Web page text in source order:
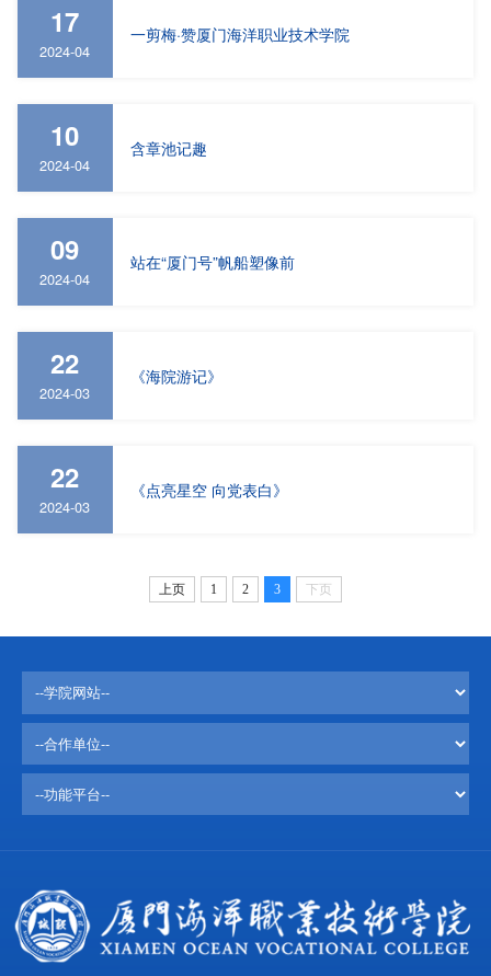
17
2024-04
一剪梅·赞厦门海洋职业技术学院
10
2024-04
含章池记趣
09
2024-04
站在“厦门号”帆船塑像前
22
2024-03
​《海院游记》
22
2024-03
《点亮星空 向党表白》
上页 1 2 3 下页